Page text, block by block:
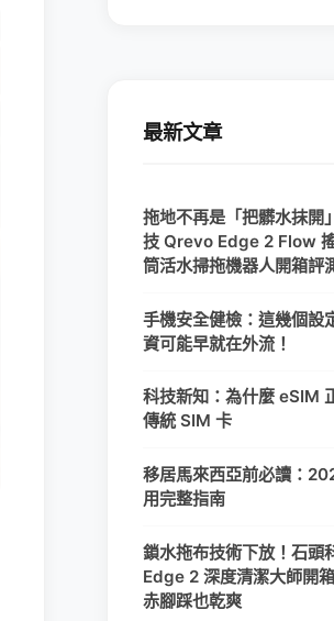
最新文章
拖地不再是「把髒水抹開
技 Qrevo Edge 2 Flow
筒活水掃拖機器人開箱評
手機安全健檢：這幾個設
資可能早就在外流！
科技新知：為什麼 eSIM
傳統 SIM 卡
移居馬來西亞前必讀：
用完整指南
鎖水拖布技術下放！石頭
Edge 2 深度清潔大師開
赤腳踩也乾爽